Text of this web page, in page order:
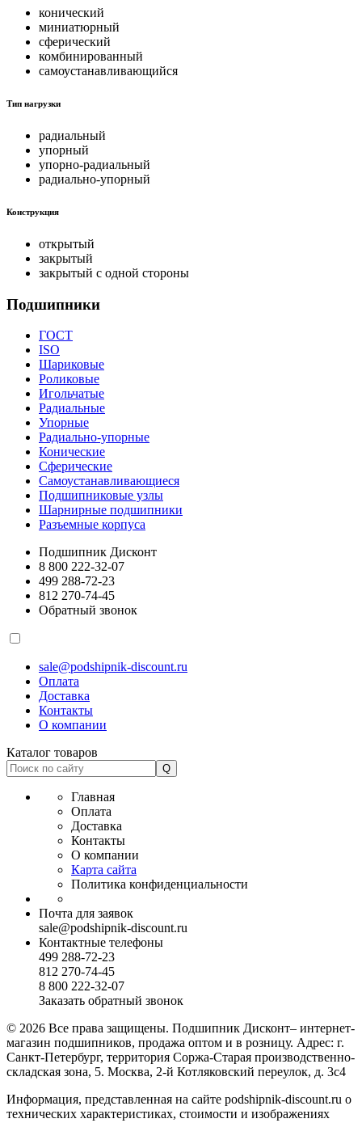
конический
миниатюрный
сферический
комбинированный
самоустанавливающийся
Тип нагрузки
радиальный
упорный
упорно-радиальный
радиально-упорный
Конструкция
открытый
закрытый
закрытый с одной стороны
Подшипники
ГОСТ
ISO
Шариковые
Роликовые
Игольчатые
Радиальные
Упорные
Радиально-упорные
Конические
Сферические
Самоустанавливающиеся
Подшипниковые узлы
Шарнирные подшипники
Разъемные корпуса
Подшипник Дисконт
8 800 222-32-07
499 288-72-23
812 270-74-45
Обратный звонок
sale@podshipnik-discount.ru
Оплата
Доставка
Контакты
О компании
Каталог товаров
Главная
Оплата
Доставка
Контакты
О компании
Карта сайта
Политика конфиденциальности
Почта для заявок
sale@podshipnik-discount.ru
Контактные телефоны
499 288-72-23
812 270-74-45
8 800 222-32-07
Заказать обратный звонок
© 2026 Все права защищены. Подшипник Дисконт– интернет-
магазин подшипников, продажа оптом и в розницу. Адрес: г.
Санкт-Петербург, территория Соржа-Старая производственно-
складская зона, 5. Москва, 2-й Котляковский переулок, д. 3с4
Информация, представленная на сайте podshipnik-discount.ru о
технических характеристиках, стоимости и изображениях